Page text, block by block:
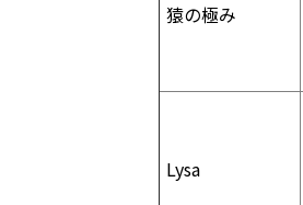
猿の極み
Lysa